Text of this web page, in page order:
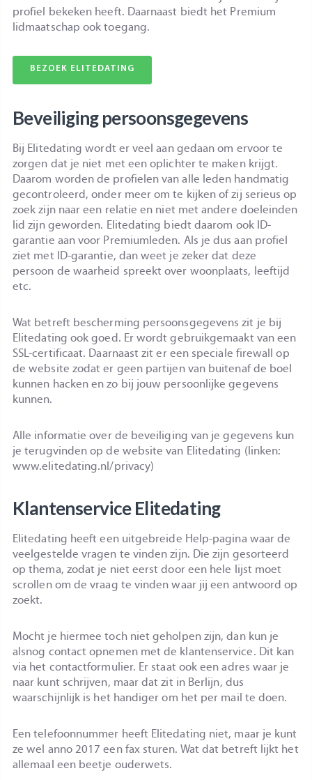
profiel bekeken heeft. Daarnaast biedt het Premium
lidmaatschap ook toegang.
BEZOEK ELITEDATING
Beveiliging persoonsgegevens
Bij Elitedating wordt er veel aan gedaan om ervoor te
zorgen dat je niet met een oplichter te maken krijgt.
Daarom worden de profielen van alle leden handmatig
gecontroleerd, onder meer om te kijken of zij serieus op
zoek zijn naar een relatie en niet met andere doeleinden
lid zijn geworden. Elitedating biedt daarom ook ID-
garantie aan voor Premiumleden. Als je dus aan profiel
ziet met ID-garantie, dan weet je zeker dat deze
persoon de waarheid spreekt over woonplaats, leeftijd
etc.
Wat betreft bescherming persoonsgegevens zit je bij
Elitedating ook goed. Er wordt gebruikgemaakt van een
SSL-certificaat. Daarnaast zit er een speciale firewall op
de website zodat er geen partijen van buitenaf de boel
kunnen hacken en zo bij jouw persoonlijke gegevens
kunnen.
Alle informatie over de beveiliging van je gegevens kun
je terugvinden op de website van Elitedating (linken:
www.elitedating.nl/privacy)
Klantenservice Elitedating
Elitedating heeft een uitgebreide Help-pagina waar de
veelgestelde vragen te vinden zijn. Die zijn gesorteerd
op thema, zodat je niet eerst door een hele lijst moet
scrollen om de vraag te vinden waar jij een antwoord op
zoekt.
Mocht je hiermee toch niet geholpen zijn, dan kun je
alsnog contact opnemen met de klantenservice. Dit kan
via het contactformulier. Er staat ook een adres waar je
naar kunt schrijven, maar dat zit in Berlijn, dus
waarschijnlijk is het handiger om het per mail te doen.
Een telefoonnummer heeft Elitedating niet, maar je kunt
ze wel anno 2017 een fax sturen. Wat dat betreft lijkt het
allemaal een beetje ouderwets.